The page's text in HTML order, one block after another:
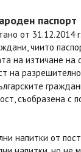
паспорт
от 31.12.2014
чиито
изтичане на
на
съобразена с
напитки от